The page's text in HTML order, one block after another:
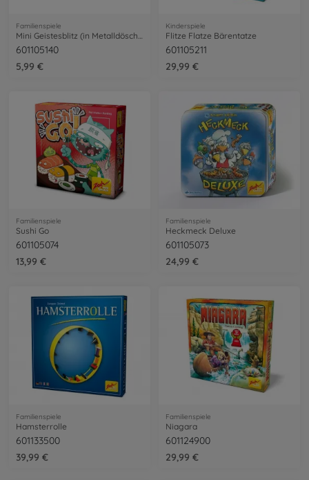
Familienspiele
601105140
5,99 €
Kinderspiele
Flitze Flatze Bärentatze
601105211
29,99 €
Familienspiele
Sushi Go
601105074
13,99 €
Familienspiele
Heckmeck Deluxe
601105073
24,99 €
Familienspiele
Hamsterrolle
601133500
39,99 €
Familienspiele
Niagara
601124900
29,99 €